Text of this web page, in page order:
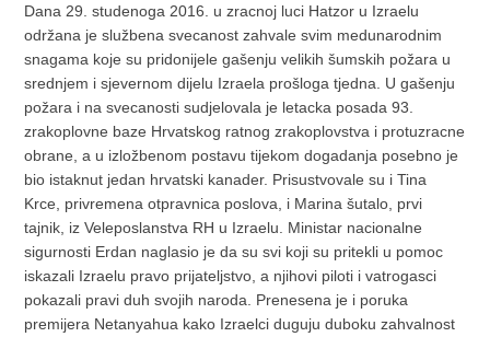
Dana 29. studenoga 2016. u zracnoj luci Hatzor u Izraelu
održana je službena svecanost zahvale svim medunarodnim
snagama koje su pridonijele gašenju velikih šumskih požara u
srednjem i sjevernom dijelu Izraela prošloga tjedna. U gašenju
požara i na svecanosti sudjelovala je letacka posada 93.
zrakoplovne baze Hrvatskog ratnog zrakoplovstva i protuzracne
obrane, a u izložbenom postavu tijekom dogadanja posebno je
bio istaknut jedan hrvatski kanader. Prisustvovale su i Tina
Krce, privremena otpravnica poslova, i Marina šutalo, prvi
tajnik, iz Veleposlanstva RH u Izraelu. Ministar nacionalne
sigurnosti Erdan naglasio je da su svi koji su pritekli u pomoc
iskazali Izraelu pravo prijateljstvo, a njihovi piloti i vatrogasci
pokazali pravi duh svojih naroda. Prenesena je i poruka
premijera Netanyahua kako Izraelci duguju duboku zahvalnost